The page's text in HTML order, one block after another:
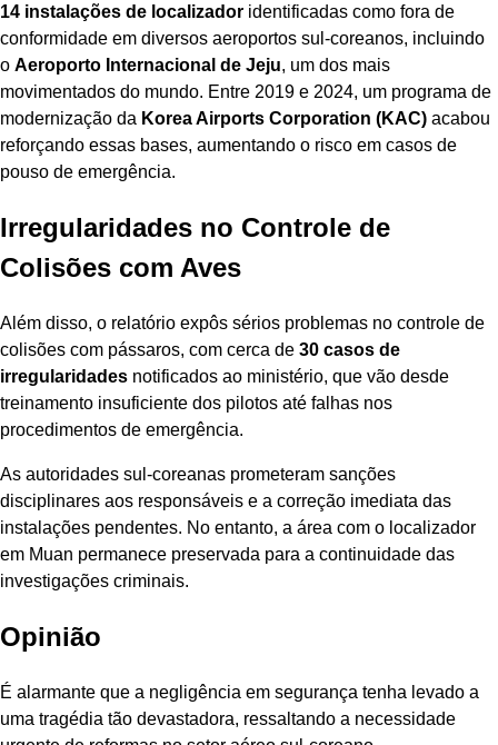
14 instalações de localizador identificadas como fora de
conformidade em diversos aeroportos sul-coreanos, incluindo
o Aeroporto Internacional de Jeju, um dos mais
movimentados do mundo. Entre 2019 e 2024, um programa de
modernização da Korea Airports Corporation (KAC) acabou
reforçando essas bases, aumentando o risco em casos de
pouso de emergência.
Irregularidades no Controle de
Colisões com Aves
Além disso, o relatório expôs sérios problemas no controle de
colisões com pássaros, com cerca de 30 casos de
irregularidades notificados ao ministério, que vão desde
treinamento insuficiente dos pilotos até falhas nos
procedimentos de emergência.
As autoridades sul-coreanas prometeram sanções
disciplinares aos responsáveis e a correção imediata das
instalações pendentes. No entanto, a área com o localizador
em Muan permanece preservada para a continuidade das
investigações criminais.
Opinião
É alarmante que a negligência em segurança tenha levado a
uma tragédia tão devastadora, ressaltando a necessidade